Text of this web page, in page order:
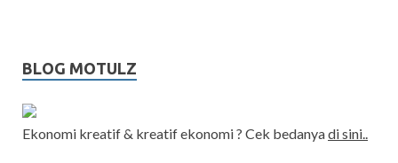
BLOG MOTULZ
Ekonomi kreatif & kreatif ekonomi ? Cek bedanyadi sini..